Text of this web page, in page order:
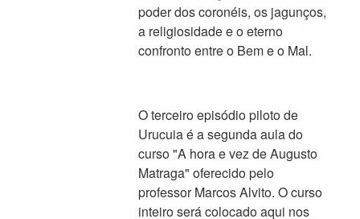
poder dos coronéis, os jagunços,
a religiosidade e o eterno
confronto entre o Bem e o Mal.
O terceiro episódio piloto de
Urucuia é a segunda aula do
curso "A hora e vez de Augusto
Matraga" oferecido pelo
professor Marcos Alvito. O curso
inteiro será colocado aqui nos